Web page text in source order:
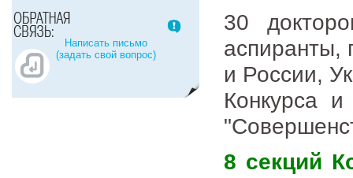
Написать письмо
(задать свой вопрос)
30
аспиранты,
и России,
Конкурса
8 секций